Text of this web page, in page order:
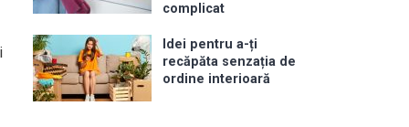
complicat
Idei pentru a-ți
recăpăta senzația de
ordine interioară